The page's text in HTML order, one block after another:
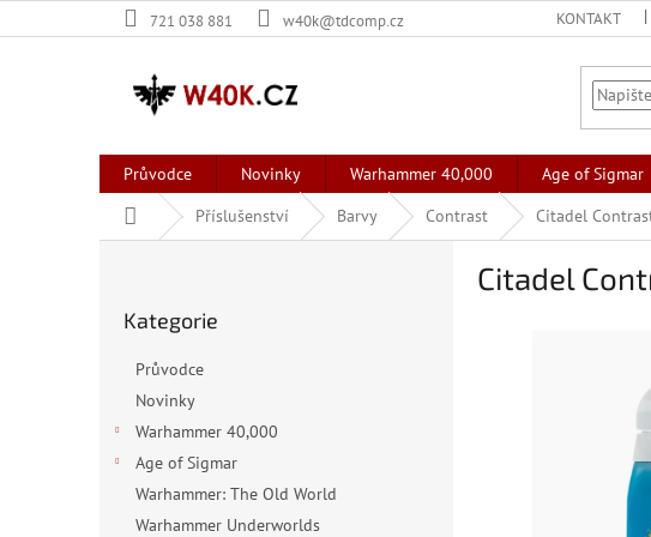
na
721 038 881 w40k@tdcomp.cz KONTAKT
Průvodce Novinky Warhammer 40,000 Age of Sigmar
Domů
Příslušenství Barvy Contrast Citadel
kategorie
Kategorie
Průvodce
Novinky
Warhammer 40,000
Age of Sigmar
Warhammer: The Old World
Warhammer Underworlds
Citadel